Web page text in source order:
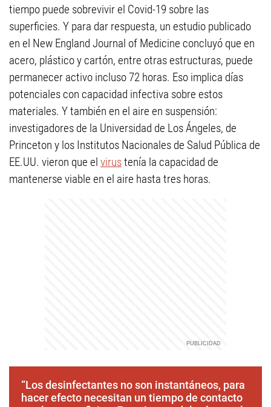
tiempo puede sobrevivir el Covid-19 sobre las
superficies. Y para dar respuesta, un estudio publicado
en el New England Journal of Medicine concluyó que en
acero, plástico y cartón, entre otras estructuras, puede
permanecer activo incluso 72 horas. Eso implica días
potenciales con capacidad infectiva sobre estos
materiales. Y también en el aire en suspensión:
investigadores de la Universidad de Los Ángeles, de
Princeton y los Institutos Nacionales de Salud Pública de
EE.UU. vieron que el virustenía la capacidad de
mantenerse viable en el aire hasta tres horas.
“Los desinfectantes no son instantáneos, para
hacer efecto necesitan un tiempo de contacto